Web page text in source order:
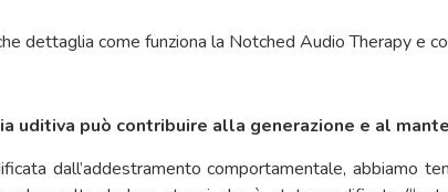
dettaglia come funziona la Notched Audio Therapy e
uditiva può contribuire alla generazione e al
dall’addestramento comportamentale, abbiamo